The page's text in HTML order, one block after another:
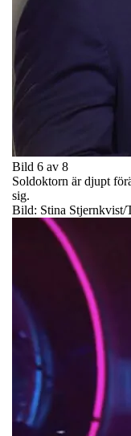
Bild 6 av 8
Soldoktorn är djupt
sig.
Bild: Stina Stjernkvist/